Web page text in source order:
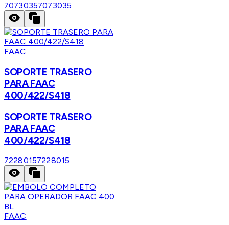
70730357073035
FAAC
SOPORTE TRASERO
PARA FAAC
400/422/S418
SOPORTE TRASERO
PARA FAAC
400/422/S418
72280157228015
FAAC